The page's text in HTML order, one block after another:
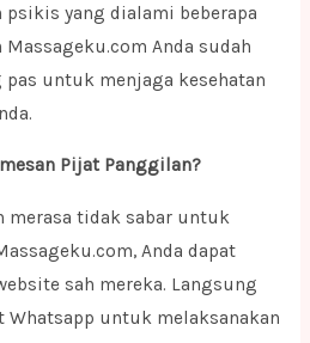
yang dialami beberapa
Anda sudah
pas untuk menjaga kesehatan
Pijat Panggilan?
merasa tidak sabar untuk
Anda dapat
sah mereka. Langsung
Whatsapp untuk melaksanakan